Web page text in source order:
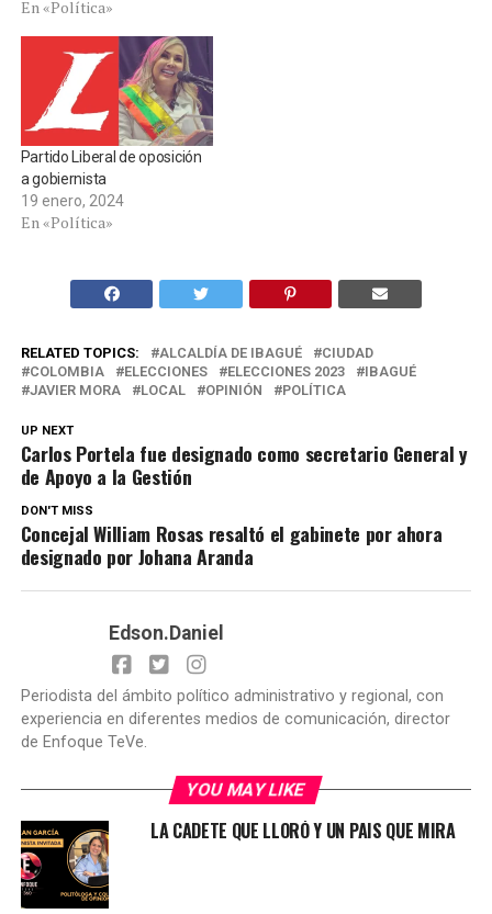
En «Política»
Partido Liberal de oposición
a gobiernista
19 enero, 2024
En «Política»
RELATED TOPICS: ALCALDÍA DE IBAGUÉ
CIUDAD
COLOMBIA
ELECCIONES ELECCIONES 2023
IBAGUÉ
JAVIER MORA
LOCAL OPINIÓN POLÍTICA
UP NEXT
Carlos Portela fue designado como secretario General y
de Apoyo a la Gestión
DON'T MISS
Concejal William Rosas resaltó el gabinete por ahora
designado por Johana Aranda
Edson.Daniel
Periodista del ámbito político administrativo y regional, con
experiencia en diferentes medios de comunicación, director
de Enfoque TeVe.
YOU MAY LIKE
LA CADETE QUE LLORÓ Y UN PAIS QUE MIRA